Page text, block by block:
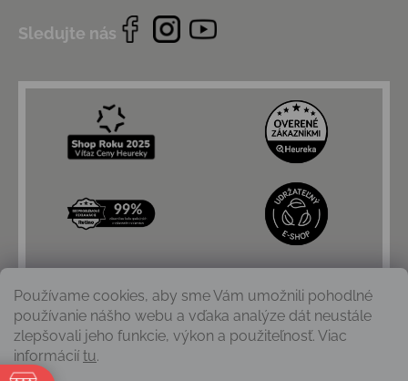
Používame cookies, aby sme Vám umožnili pohodlné
používanie nášho webu a vďaka analýze dát neustále
zlepšovali jeho funkcie, výkon a použiteľnosť. Viac
informácií tu.
Sledujte nás